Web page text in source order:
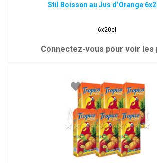
Stil Boisson au Jus d’Orange
6x20cl
Connectez-vous pour voir les